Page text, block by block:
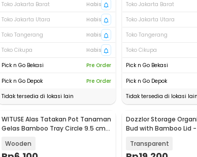
Toko Jakarta Barat
Habis
Toko Jakarta Utara
Habis
Toko Tangerang
Habis
Toko Cikupa
Habis
Pick n Go Bekasi
Pre Order
Pick n Go Depok
Pre Order
Tidak tersedia di lokasi lain
Toko Jakarta Barat
Toko Jakarta Utara
Toko Tangerang
Toko Cikupa
Pick n Go Bekasi
Pick n Go Depok
Tidak tersedia di lokasi lain
WITUSE Alas Tatakan Pot Tanaman
Gelas Bamboo Tray Circle 9.5 cm -
Wooden
Dozzlor Storage
Bud with Bamboo Lid -
Transparent